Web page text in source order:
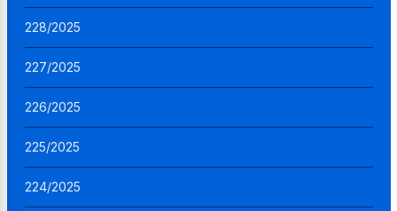
228/2025
227/2025
226/2025
225/2025
224/2025